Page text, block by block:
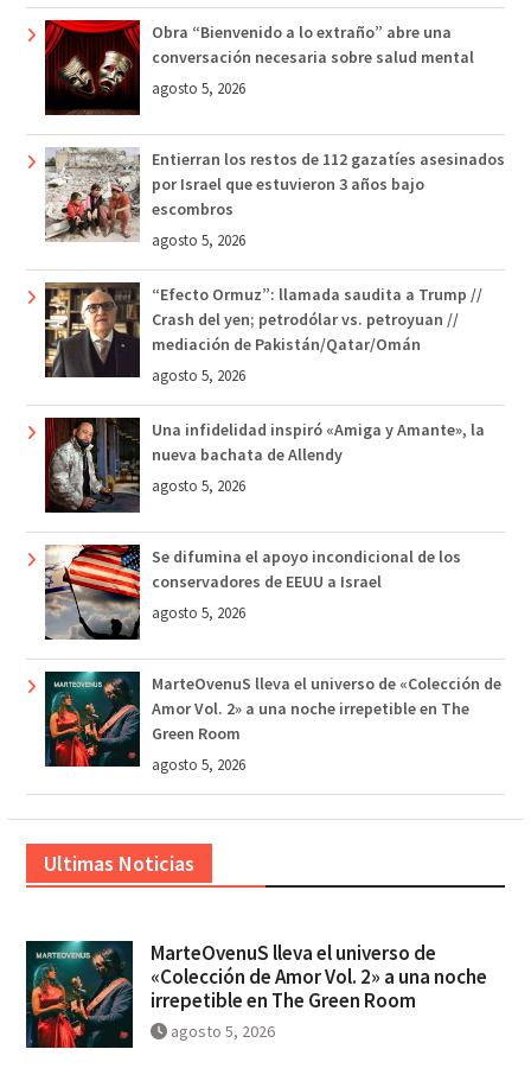
Obra “Bienvenido a lo extraño” abre una
conversación necesaria sobre salud mental
agosto 5, 2026
Entierran los restos de 112 gazatíes asesinados
por Israel que estuvieron 3 años bajo
escombros
agosto 5, 2026
“Efecto Ormuz”: llamada saudita a Trump //
Crash del yen; petrodólar vs. petroyuan //
mediación de Pakistán/Qatar/Omán
agosto 5, 2026
Una infidelidad inspiró «Amiga y Amante», la
nueva bachata de Allendy
agosto 5, 2026
Se difumina el apoyo incondicional de los
conservadores de EEUU a Israel
agosto 5, 2026
MarteOvenuS lleva el universo de «Colección de
Amor Vol. 2» a una noche irrepetible en The
Green Room
agosto 5, 2026
Ultimas Noticias
MarteOvenuS lleva el universo de
«Colección de Amor Vol. 2» a una noche
irrepetible en The Green Room
agosto 5, 2026